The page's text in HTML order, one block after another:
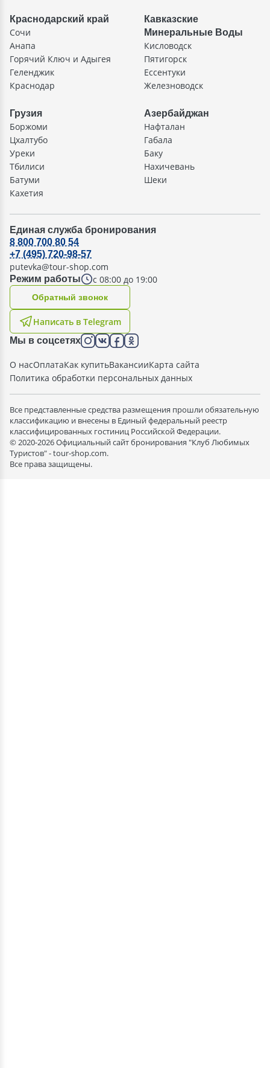
Краснодарский край
Сочи
Анапа
Горячий Ключ и Адыгея
Геленджик
Краснодар
Кавказские
Минеральные Воды
Кисловодск
Пятигорск
Ессентуки
Железноводск
Грузия
Боржоми
Цхалтубо
Уреки
Тбилиси
Батуми
Кахетия
Азербайджан
Нафталан
Габала
Баку
Нахичевань
Шеки
Единая служба бронирования
Режим работы с 08:00 до 19:00
8 800 700 80 54
+7 (495) 720-98-57
putevka@tour-shop.com
Написать в Telegram
Oбратный звонок
Мы в соцсетях
О насОплатаКак купитьВакансииКарта сайта
Политика обработки персональных данных
Все представленные средства размещения прошли обязательную
классификацию и внесены в Единый федеральный реестр
классифицированных гостиниц Российской Федерации.
© 2020-2026 Официальный сайт бронирования "Клуб Любимых
Туристов" - tour-shop.com.
Все права защищены.